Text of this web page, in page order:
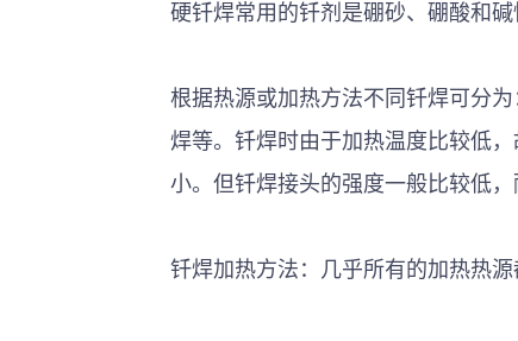
硬钎焊常用的钎剂是硼砂、硼酸和碱
根据热源或加热方法不同钎焊可分
焊等。钎焊时由于加热温度比较低
小。但钎焊接头的强度一般比较低，
钎焊加热方法：几乎所有的加热热